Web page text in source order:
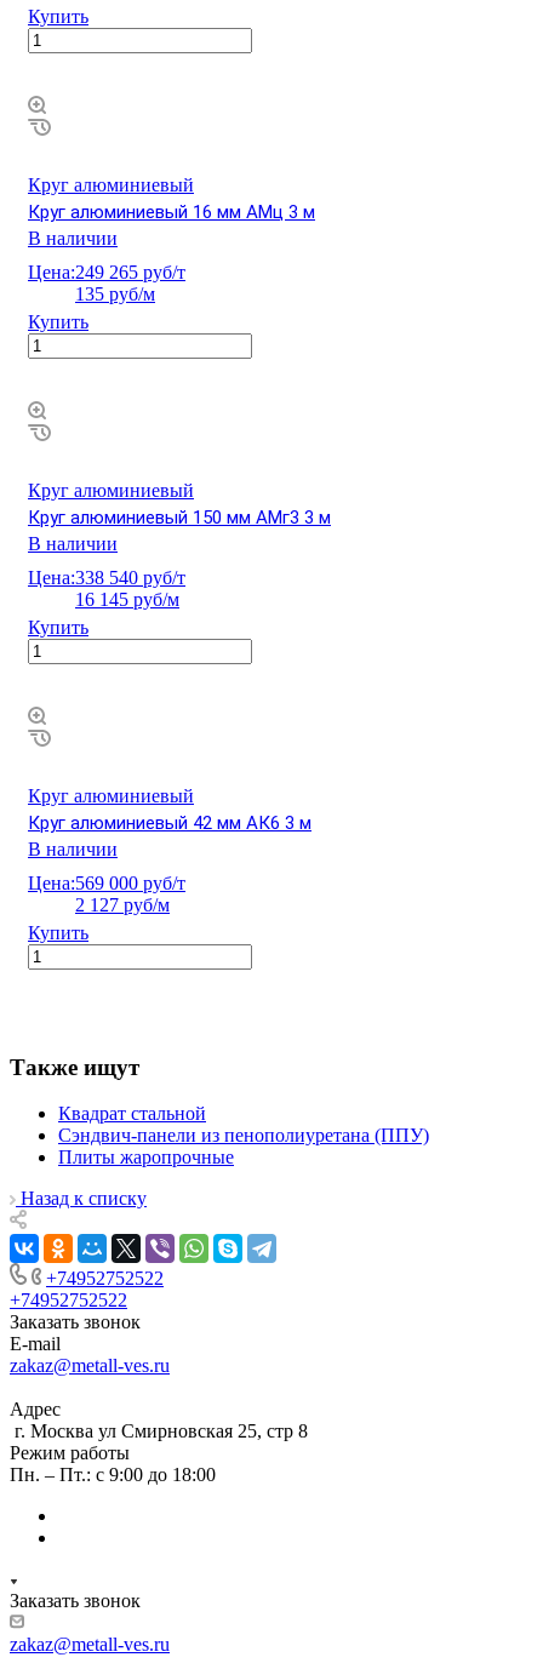
Купить
Круг алюминиевый
Круг алюминиевый 16 мм АМц 3 м
В наличии
Цена:249 265 руб/т
135 руб/м
Купить
Круг алюминиевый
Круг алюминиевый 150 мм АМг3 3 м
В наличии
Цена:338 540 руб/т
16 145 руб/м
Купить
Круг алюминиевый
Круг алюминиевый 42 мм АК6 3 м
В наличии
Цена:569 000 руб/т
2 127 руб/м
Купить
Также ищут
Квадрат стальной
Сэндвич-панели из пенополиуретана (ППУ)
Плиты жаропрочные
Назад к списку
+74952752522
+74952752522
Заказать звонок
E-mail
zakaz@metall-ves.ru
Адрес
г. Москва ул Смирновская 25, стр 8
Режим работы
Пн. – Пт.: с 9:00 до 18:00
Заказать звонок
zakaz@metall-ves.ru